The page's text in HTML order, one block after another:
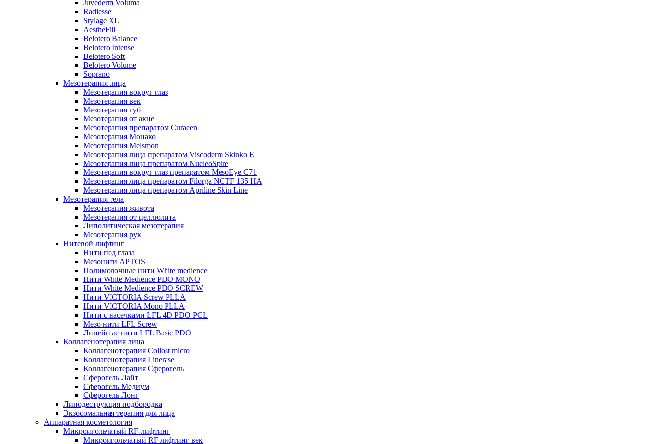
Juvederm Voluma
Radiesse
Stylage XL
AestheFill
Belotero Balance
Belotero Intense
Belotero Soft
Belotero Volume
Soprano
Мезотерапия лица
Мезотерапия вокруг глаз
Мезотерапия век
Мезотерапия губ
Мезотерапия от акне
Мезотерапия препаратом Curacen
Мезотерапия Монако
Мезотерапия Melsmon
Мезотерапия лица препаратом Viscoderm Skinko E
Мезотерапия лица препаратом NucleoSpire
Мезотерапия вокруг глаз препаратом MesoEye С71
Мезотерапия лица препаратом Filorga NCTF 135 HA
Мезотерапия лица препаратом Apriline Skin Line
Мезотерапия тела
Мезотерапия живота
Мезотерапия от целлюлита
Липолитическая мезотерапия
Мезотерапия рук
Нитевой лифтинг
Нити под глаза
Мезонити APTOS
Полимолочные нити White medience
Нити White Medience PDO MONO
Нити White Medience PDO SCREW
Нити VICTORIA Screw PLLA
Нити VICTORIA Mono PLLA
Нити с насечками LFL 4D PDO PCL
Мезо нити LFL Screw
Линейные нити LFL Basic PDO
Коллагенотерапия лица
Коллагенотерапия Collost micro
Коллагенотерапия Linerase
Коллагенотерапия Сферогель
Сферогель Лайт
Сферогель Медиум
Сферогель Лонг
Липодеструкция подбородка
Экзосомальная терапия для лица
Аппаратная косметология
Микроигольчатый RF-лифтинг
Микроигольчатый RF лифтинг век